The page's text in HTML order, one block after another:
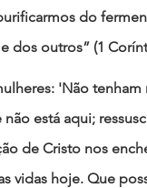
do
dos outros” (1
'Não
está aqui;
de Cristo nos
vidas hoje. Que